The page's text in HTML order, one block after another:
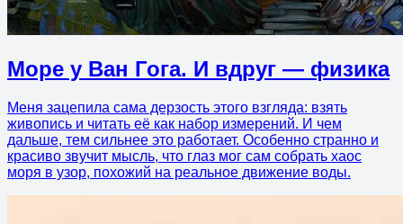
Море у Ван Гога. И вдруг — физика
Меня зацепила сама дерзость этого взгляда: взять
живопись и читать её как набор измерений. И чем
дальше, тем сильнее это работает. Особенно странно и
красиво звучит мысль, что глаз мог сам собрать хаос
моря в узор, похожий на реальное движение воды.